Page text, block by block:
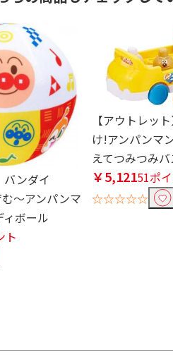
バンダイ
～アンパンマ
ボール
ト
【アウトレッ
け!アンパンマ
えてつみつみバ
￥5,12151ポ
☆☆☆☆☆